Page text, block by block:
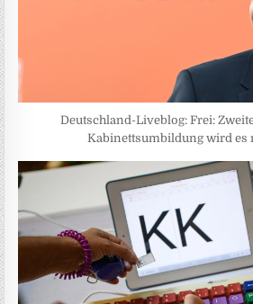
Deutschland-Liveblog: Frei:
Kabinettsumbildung wird es